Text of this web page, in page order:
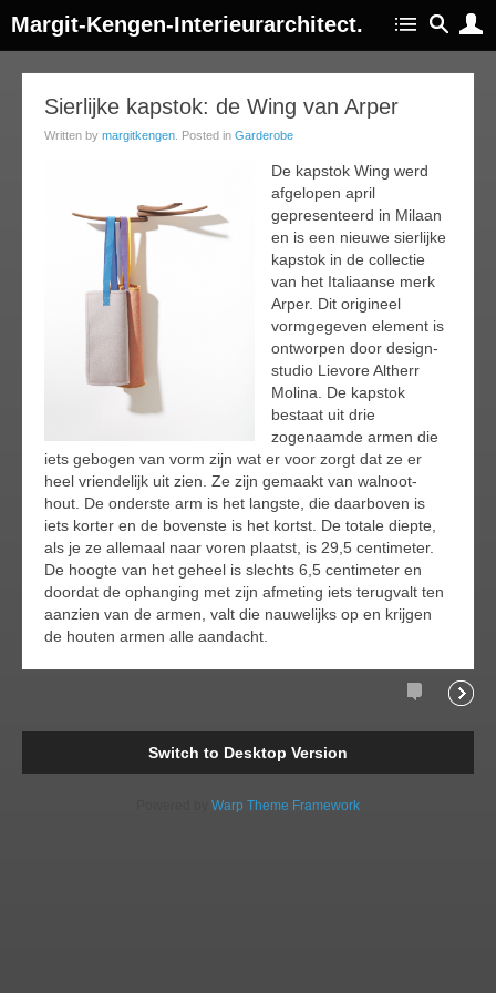
Margit-Kengen-Interieurarchitect.
Sierlijke kapstok: de Wing van Arper
Written by margitkengen . Posted in Garderobe
De kapstok Wing werd
afgelopen april
gepresenteerd in Milaan
en is een nieuwe sierlijke
kapstok in de collectie
van het Italiaanse merk
Arper. Dit origineel
vormgegeven element is
ontworpen door design-
studio Lievore Altherr
Molina. De kapstok
bestaat uit drie
zogenaamde armen die
iets gebogen van vorm zijn wat er voor zorgt dat ze er
heel vriendelijk uit zien. Ze zijn gemaakt van walnoot-
hout. De onderste arm is het langste, die daarboven is
iets korter en de bovenste is het kortst. De totale diepte,
als je ze allemaal naar voren plaatst, is 29,5 centimeter.
De hoogte van het geheel is slechts 6,5 centimeter en
doordat de ophanging met zijn afmeting iets terugvalt ten
aanzien van de armen, valt die nauwelijks op en krijgen
de houten armen alle aandacht.
Comments
Switch to Desktop Version
Warp Theme Framework